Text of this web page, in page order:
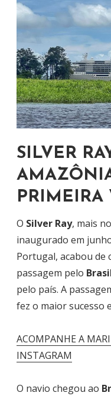
SILVER
PRIMEIRA
O Silver Ray, mais
inaugurado em
Portugal, acabou de
passagem pelo
pelo país. A
fez o maior sucesso
ACOMPANHE A
INSTAGRAM
O navio chegou ao